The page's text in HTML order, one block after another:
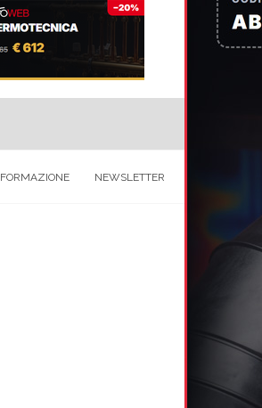
FORMAZIONE NEWSLETTER